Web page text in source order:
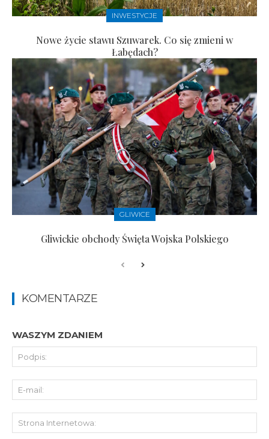
INWESTYCJE
Nowe życie stawu Szuwarek. Co się zmieni w
Łabędach?
GLIWICE
Gliwickie obchody Święta Wojska Polskiego
KOMENTARZE
WASZYM ZDANIEM